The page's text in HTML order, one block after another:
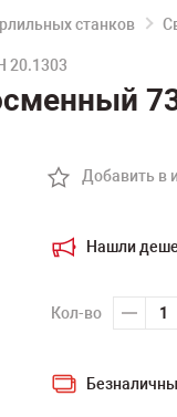
станков
20.1303
Добавить в
Нашли
Кол-во